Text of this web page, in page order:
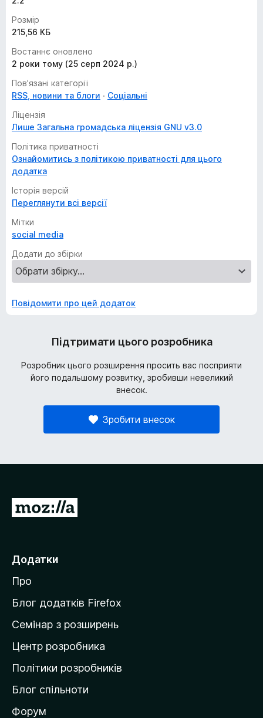
Розмір
215,56 КБ
Востаннє оновлено
2 роки тому (25 серп 2024 р.)
Пов'язані категорії
RSS, новини та блоги
Соціальні
Ліцензія
Лише Загальна громадська ліцензія GNU v3.0
Політика приватності
Ознайомитись з політикою приватності для цього
додатка
Історія версій
Переглянути всі версії
Мітки
social media
Додати до збірки
Повідомити про цей додаток
Підтримати цього розробника
Розробник цього розширення просить вас посприяти
його подальшому розвитку, зробивши невеликий
внесок.
Зробити внесок
П
е
й
т
и
а
д
о
і
в
Додатки
Про
Блог додатків Firefox
Семінар з розширень
Центр розробника
Політики розробників
Блог спільноти
Форум